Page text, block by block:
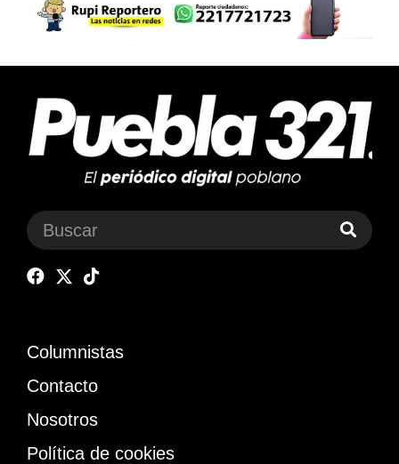
Columnistas
Contacto
Nosotros
Política de cookies